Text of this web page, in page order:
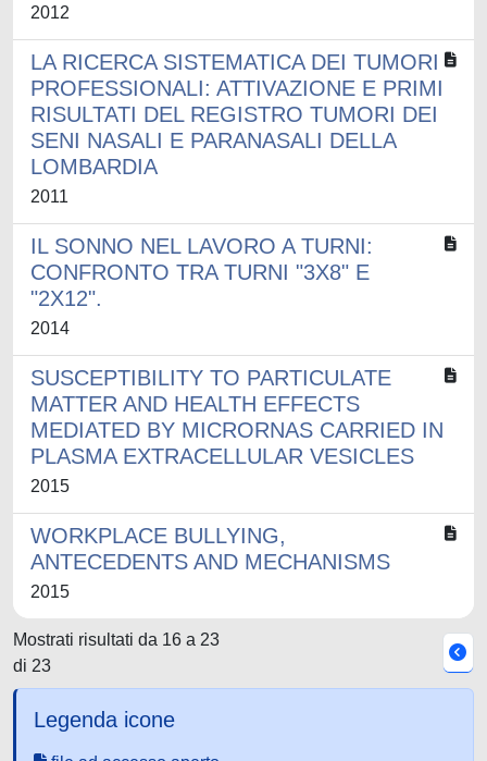
2012
LA RICERCA SISTEMATICA DEI TUMORI
PROFESSIONALI: ATTIVAZIONE E PRIMI
RISULTATI DEL REGISTRO TUMORI DEI
SENI NASALI E PARANASALI DELLA
LOMBARDIA
2011
IL SONNO NEL LAVORO A TURNI:
CONFRONTO TRA TURNI "3X8" E
"2X12".
2014
SUSCEPTIBILITY TO PARTICULATE
MATTER AND HEALTH EFFECTS
MEDIATED BY MICRORNAS CARRIED IN
PLASMA EXTRACELLULAR VESICLES
2015
WORKPLACE BULLYING,
ANTECEDENTS AND MECHANISMS
2015
Mostrati risultati da 16 a 23
di 23
Legenda icone